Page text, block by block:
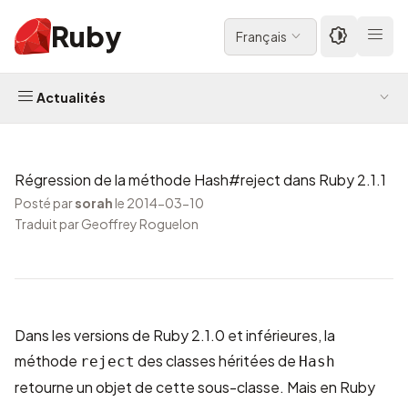
Ruby Français
Actualités
Régression de la méthode Hash#reject dans Ruby 2.1.1
Posté parsorah le 2014-03-10
Traduit par Geoffrey Roguelon
Dans les versions de Ruby 2.1.0 et inférieures, la
méthode reject des classes héritées de Hash
retourne un objet de cette sous-classe. Mais en Ruby